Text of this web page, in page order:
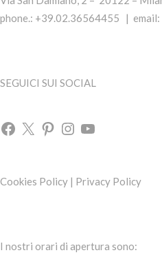
phone.: +39.02.36564455 | email:
SEGUICI SUI SOCIAL
Cookies Policy | Privacy Policy
I nostri orari di apertura sono: